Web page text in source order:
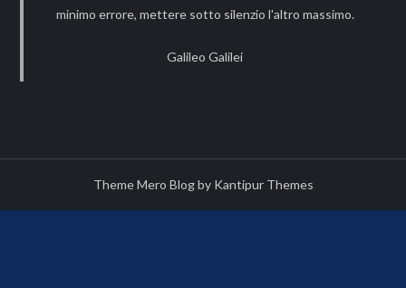
minimo errore, mettere sotto silenzio l'altro massimo.
Galileo Galilei
Theme Mero Blog by Kantipur Themes